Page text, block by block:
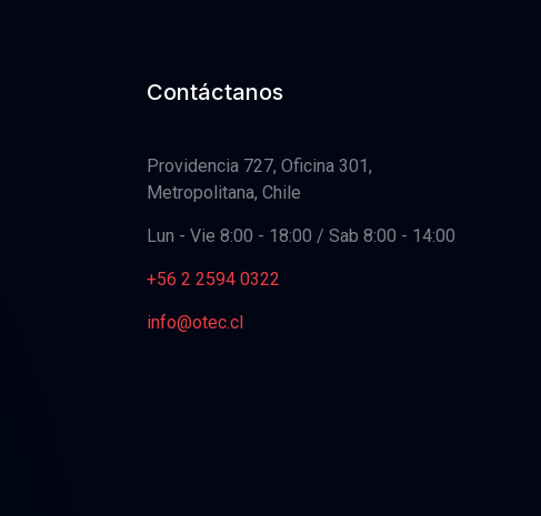
Contáctanos
Providencia 727, Oficina 301,
Metropolitana, Chile
Lun - Vie 8:00 - 18:00 / Sab 8:00 - 14:00
+56 2 2594 0322
info@otec.cl